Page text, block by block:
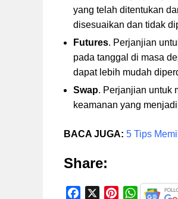
yang telah ditentukan
disesuaikan dan tidak
Futures. Perjanjian
pada tanggal di masa
dapat lebih mudah
Swap. Perjanjian untuk
keamanan yang
BACA JUGA: 5 Tips
Share:
W